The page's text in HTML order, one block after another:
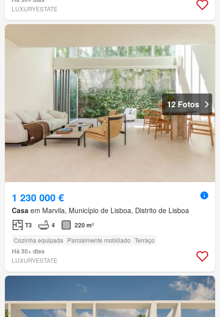
LUXURYESTATE
12 Fotos
1 230 000 €
Casa em Marvila, Município de Lisboa, Distrito de Lisboa
T3 4 220 m²
Cozinha equipada Parcialmente mobiliado Terraço
Há 30+ dias
LUXURYESTATE